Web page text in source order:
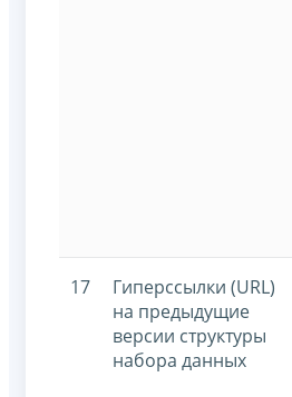
17
Гиперссылки (URL)
на предыдущие
версии структуры
набора данных